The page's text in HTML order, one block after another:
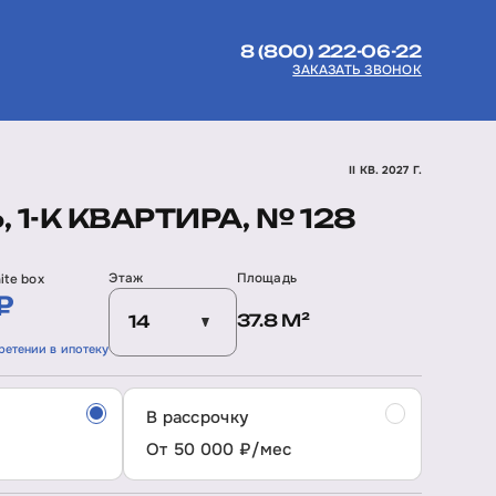
8 (800) 222-06-22
ЗАКАЗАТЬ ЗВОНОК
II КВ. 2027 Г.
1-К КВАРТИРА, № 128
box
в ипотеку
Этаж
14
Площадь
37.8 М²
В рассрочку
От 50 000 ₽/мес